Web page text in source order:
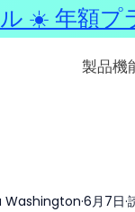
製品機
Washington 6月7日
☀️ 年額プ